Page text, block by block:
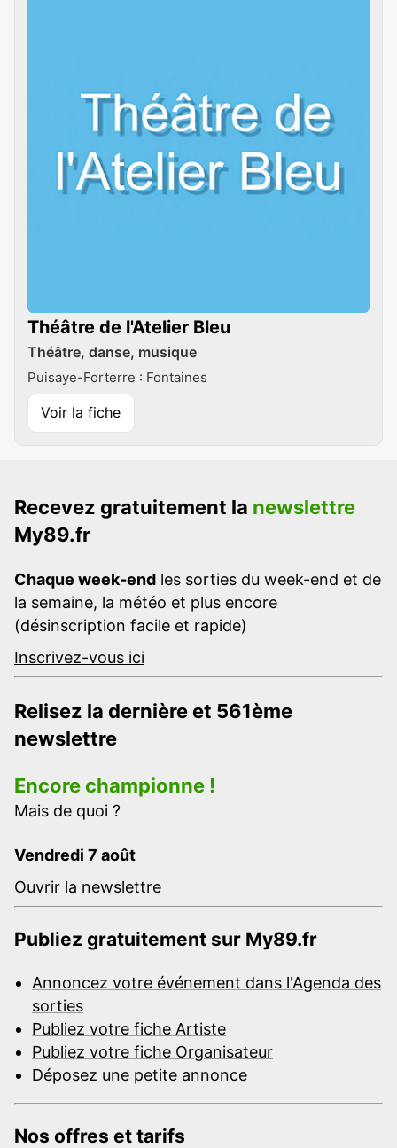
Théâtre de l'Atelier Bleu
Théâtre, danse, musique
Puisaye-Forterre : Fontaines
Voir la fiche
Recevez gratuitement la newslettre
My89.fr
Chaque week-end les sorties du week-end et de
la semaine, la météo et plus encore
(désinscription facile et rapide)
Inscrivez-vous ici
Relisez la dernière et 561ème
newslettre
Encore championne !
Mais de quoi ?
Vendredi 7 août
Ouvrir la newslettre
Publiez gratuitement sur My89.fr
Annoncez votre événement dans l'Agenda des
sorties
Publiez votre fiche Artiste
Publiez votre fiche Organisateur
Déposez une petite annonce
Nos offres et tarifs